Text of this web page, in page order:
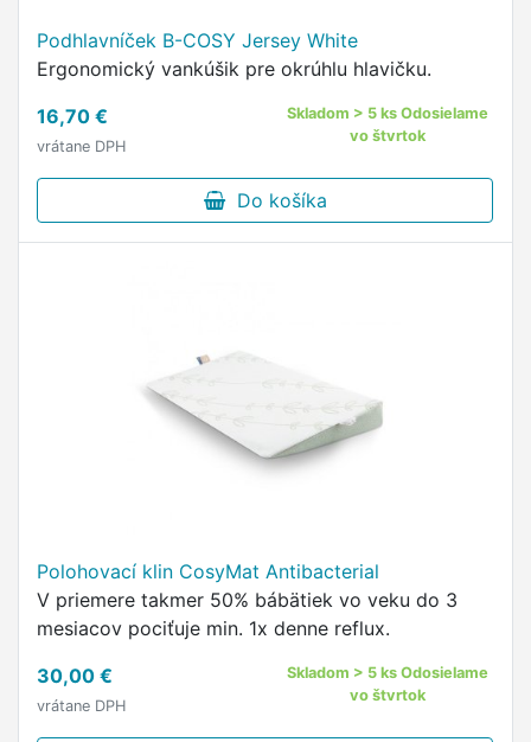
Podhlavníček B-COSY Jersey White
Ergonomický vankúšik pre okrúhlu hlavičku.
16,70 €
vrátane DPH
Skladom > 5 ks Odosielame
vo štvrtok
Do košíka
Polohovací klin CosyMat Antibacterial
V priemere takmer 50% bábätiek vo veku do 3
mesiacov pociťuje min. 1x denne reflux.
30,00 €
vrátane DPH
Skladom > 5 ks Odosielame
vo štvrtok